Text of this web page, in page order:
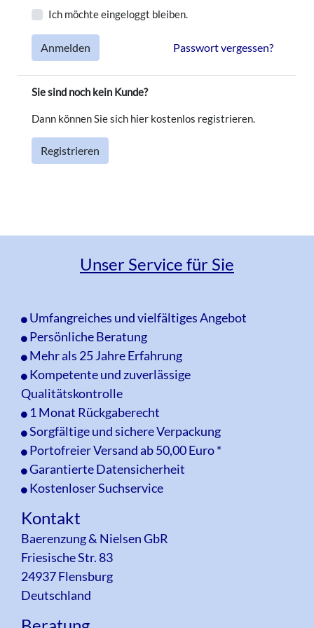
uns
Warenkorb
Anmelden
Ich möchte eingeloggt bleiben.
Anmelden Passwort vergessen?
Sie sind noch kein Kunde?
Dann können Sie sich hier kostenlos registrieren.
Registrieren
Unser Service für Sie
Umfangreiches und vielfältiges Angebot
Persönliche Beratung
Mehr als 25 Jahre Erfahrung
Kompetente und zuverlässige
Qualitätskontrolle
1 Monat Rückgaberecht
Sorgfältige und sichere Verpackung
Portofreier Versand ab 50,00 Euro *
Garantierte Datensicherheit
Kostenloser Suchservice
Kontakt
Baerenzung & Nielsen GbR
Friesische Str. 83
24937 Flensburg
Deutschland